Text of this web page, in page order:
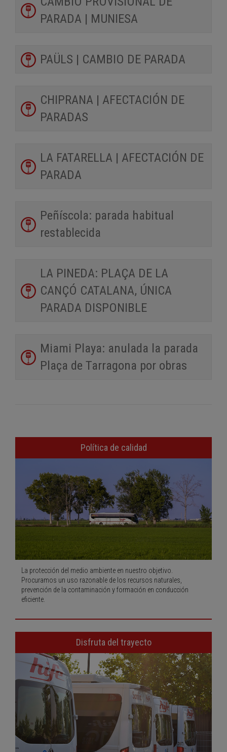
PARADA | MUNIESA
PAÜLS | CAMBIO DE PARADA
CHIPRANA | AFECTACIÓN DE
PARADAS
LA FATARELLA | AFECTACIÓN DE
PARADA
Peñíscola: parada habitual
restablecida
LA PINEDA: PLAÇA DE LA
CANÇÓ CATALANA, ÚNICA
PARADA DISPONIBLE
Miami Playa: anulada la parada
Plaça de Tarragona por obras
Política de calidad
La protección del medio ambiente en nuestro objetivo.
Procuramos un uso razonable de los recursos naturales,
prevención de la contaminación y formación en conducción
eficiente.
Disfruta del trayecto